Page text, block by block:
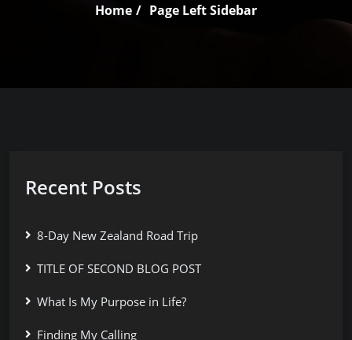
Home Page Left Sidebar
Recent Posts
8-Day New Zealand Road Trip
TITLE OF SECOND BLOG POST
What Is My Purpose in Life?
Finding My Calling